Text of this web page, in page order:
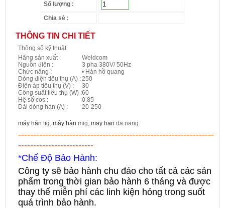
Số lượng :
Chia sẻ :
THÔNG TIN CHI TIẾT
Thông số kỹ thuật
Hãng sản xuất :
Weldcom
Nguồn điện :
3 pha 380V/ 50Hz
Chức năng :
• Hàn hồ quang
Dòng điện tiêu thụ (A) :250
Điện áp tiêu thụ (V) :
30
Công suất tiêu thụ (W) :60
Hệ số cos :
0.85
Dải dòng hàn (A) :
20-250
máy hàn tig, máy hàn mig, may han da nang
-----------------------------------------------------------------
-------------------------
*Chế Độ Bảo Hành:
Công ty sẽ bảo hành chu đáo cho tất cả các sản
phẩm trong thời gian bảo hành 6 tháng và được
thay thế miễn phí các linh kiện hỏng trong suốt
quá trình bảo hành.